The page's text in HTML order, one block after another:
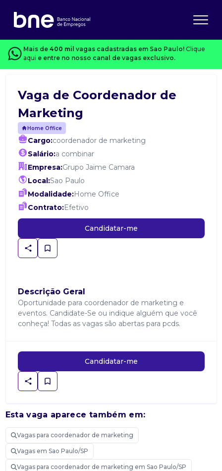
Mais de 400 mil vagas cadastradas em Sao Paulo! Clique
aqui e entre no nosso canal de vagas exclusivo.
Vaga de Coordenador de
Marketing
Home Office
Cargo:coordenador de marketing
Salário:a combinar
Empresa:Grupo Jaime Camara
Local:Sao Paulo
Modalidade:Home Office
Contrato:Efetivo
Candidatar-me
Descrição Geral
Oportunidade para coordenador de marketing e
eventos. Candidate-Se ou indique alguém que você
conheça! Todas as vagas são abertas para pcds.
Candidatar-me
Esta vaga aparece também em:
Vagas para coordenador de marketing
Vagas em Sao Paulo/SP
Vagas para coordenador de marketing em Sao Paulo/SP